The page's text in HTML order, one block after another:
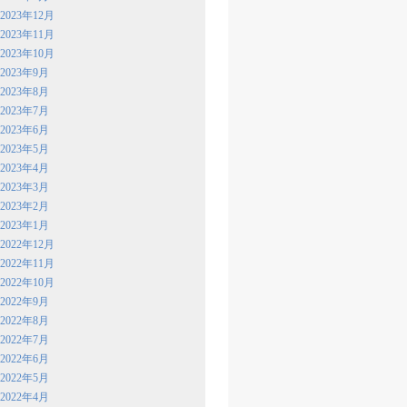
2023年12月
2023年11月
2023年10月
2023年9月
2023年8月
2023年7月
2023年6月
2023年5月
2023年4月
2023年3月
2023年2月
2023年1月
2022年12月
2022年11月
2022年10月
2022年9月
2022年8月
2022年7月
2022年6月
2022年5月
2022年4月